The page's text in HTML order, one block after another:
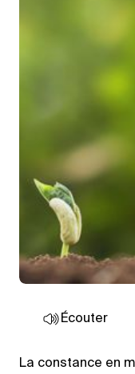
Écouter
La constance en